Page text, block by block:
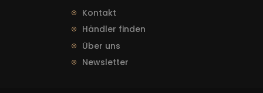
Kontakt
Händler finden
Über uns
Newsletter